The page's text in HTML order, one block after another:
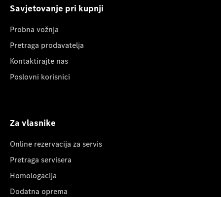
Savjetovanje pri kupnji
Probna vožnja
Pretraga prodavatelja
Kontaktirajte nas
Poslovni korisnici
Za vlasnike
Online rezervacija za servis
Pretraga servisera
Homologacija
Dodatna oprema